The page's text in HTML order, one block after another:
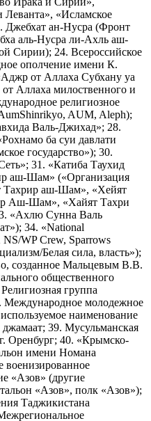
Леванта», «Исламское
Джебхат ан-Нусра (Фронт
аль-Нусра ли-Ахль аш-
Сирии); 24. Всероссийское
ополчение имени К.
от Аллаха Субхану уа
Аллаха милоственного и
религиозное
AUM, Aleph);
Валь-Джихад»; 28.
ба суи давлати
государство»); 30.
31. «Катиба Таухид
аш-Шам» («Организация
Тахрир аш-Шам», «Хейят
Аш-Шам», «Хайят Тахри
«Ахлю Сунна Валь
34. «National
WP Crew, Sparrows
Белая сила, власть»);
созданное Мальцевым В.В.
общественного
группа
Международное молодежное
наименование
39. Мусульманская
Оренбург; 40. «Крымско-
имени Номана
военизированное
«Азов» (другие
«Азов», полк «Азов»);
Таджикистана